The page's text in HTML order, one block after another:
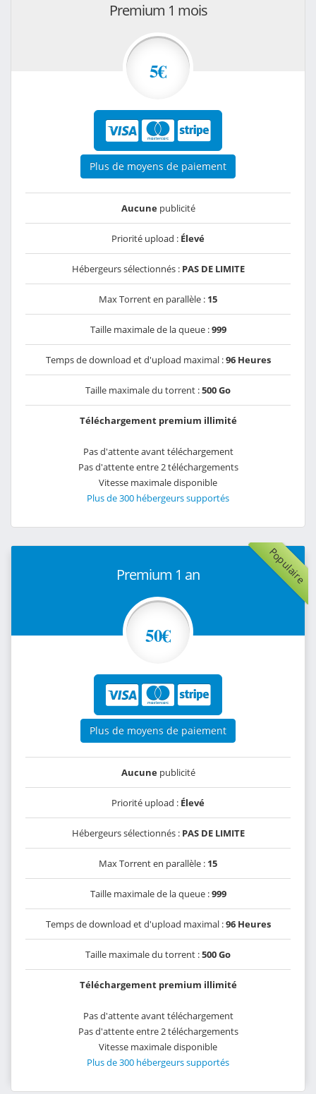
Premium 1 mois
5€
Plus de moyens de paiement
Aucunepublicité
Priorité upload : Élevé
Hébergeurs sélectionnés : PAS DE LIMITE
Max Torrent en parallèle : 15
Taille maximale de la queue :999
Temps de download et d'upload maximal :96 Heures
Taille maximale du torrent :500 Go
Téléchargement premium illimité
Pas d'attente avant téléchargement
Pas d'attente entre 2 téléchargements
Vitesse maximale disponible
Plus de 300 hébergeurs supportés
Populaire
Premium 1 an
50€
Plus de moyens de paiement
Aucunepublicité
Priorité upload : Élevé
Hébergeurs sélectionnés : PAS DE LIMITE
Max Torrent en parallèle : 15
Taille maximale de la queue :999
Temps de download et d'upload maximal :96 Heures
Taille maximale du torrent :500 Go
Téléchargement premium illimité
Pas d'attente avant téléchargement
Pas d'attente entre 2 téléchargements
Vitesse maximale disponible
Plus de 300 hébergeurs supportés